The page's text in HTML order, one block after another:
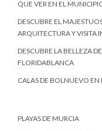
QUE VER EN EL
DESCUBRE EL
ARQUITECTURA Y VISITA
DESCUBRE LA BELLEZA
FLORIDABLANCA
CALAS DE BOLNUEVO
PLAYAS DE MURCIA